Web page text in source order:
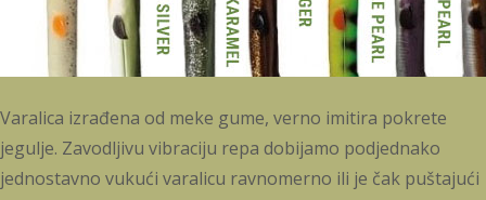
Varalica izrađena od meke gume, verno imitira pokrete
jegulje. Zavodljivu vibraciju repa dobijamo podjednako
jednostavno vukući varalicu ravnomerno ili je čak puštajući